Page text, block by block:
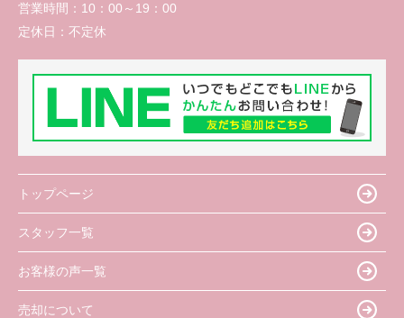
営業時間： 10：00～19：00
定休日： 不定休
トップページ
スタッフ一覧
お客様の声一覧
売却について